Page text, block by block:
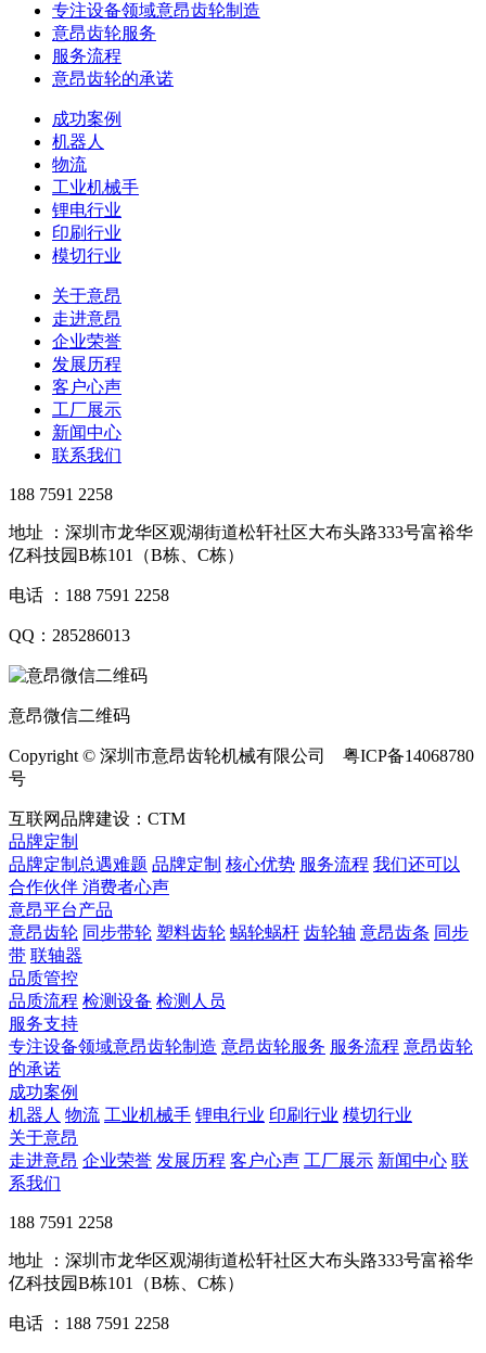
专注设备领域意昂齿轮制造
意昂齿轮服务
服务流程
意昂齿轮的承诺
成功案例
机器人
物流
工业机械手
锂电行业
印刷行业
模切行业
关于意昂
走进意昂
企业荣誉
发展历程
客户心声
工厂展示
新闻中心
联系我们
188 7591 2258
地址 ：深圳市龙华区观湖街道松轩社区大布头路333号富裕华
亿科技园B栋101（B栋、C栋）
电话 ：188 7591 2258
QQ：285286013
意昂微信二维码
Copyright © 深圳市意昂齿轮机械有限公司 粤ICP备14068780
号
互联网品牌建设：CTM
品牌定制
品牌定制总遇难题 品牌定制 核心优势 服务流程 我们还可以
合作伙伴 ​ 消费者心声
意昂平台产品
意昂齿轮 同步带轮 塑料齿轮 蜗轮蜗杆 齿轮轴 意昂齿条 同步
带 联轴器
品质管控
品质流程 检测设备 检测人员
服务支持
专注设备领域意昂齿轮制造 意昂齿轮服务 服务流程 意昂齿轮
的承诺
成功案例
机器人 物流 工业机械手 锂电行业 印刷行业 模切行业
关于意昂
走进意昂 企业荣誉 发展历程 客户心声 工厂展示 新闻中心 联
系我们
188 7591 2258
地址 ：深圳市龙华区观湖街道松轩社区大布头路333号富裕华
亿科技园B栋101（B栋、C栋）
电话 ：188 7591 2258